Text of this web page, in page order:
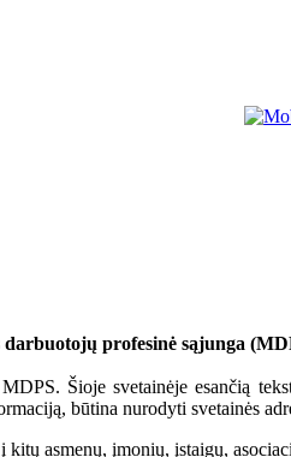
profesinė sąjunga
Šioje svetainėje esančią
būtina nurodyti svetainės
asmenų, įmonių, įstaigų,